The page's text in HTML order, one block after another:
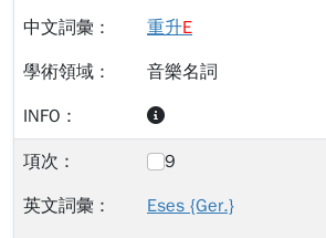
重升E
音樂名詞
9
Eses {Ger.}